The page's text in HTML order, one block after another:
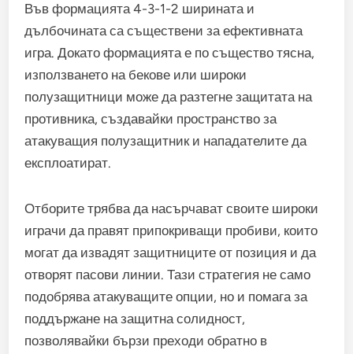
Във формацията 4-3-1-2 ширината и
дълбочината са съществени за ефективната
игра. Докато формацията е по същество тясна,
използването на бекове или широки
полузащитници може да разтегне защитата на
противника, създавайки пространство за
атакуващия полузащитник и нападателите да
експлоатират.
Отборите трябва да насърчават своите широки
играчи да правят припокриващи пробиви, които
могат да извадят защитниците от позиция и да
отворят пасови линии. Тази стратегия не само
подобрява атакуващите опции, но и помага за
поддържане на защитна солидност,
позволявайки бързи преходи обратно в